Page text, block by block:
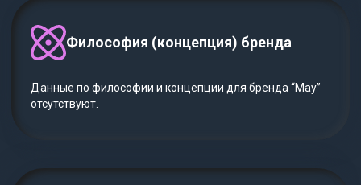
Философия (концепция) бренда
Данные по философии и концепции для бренда “May”
отсутствуют.